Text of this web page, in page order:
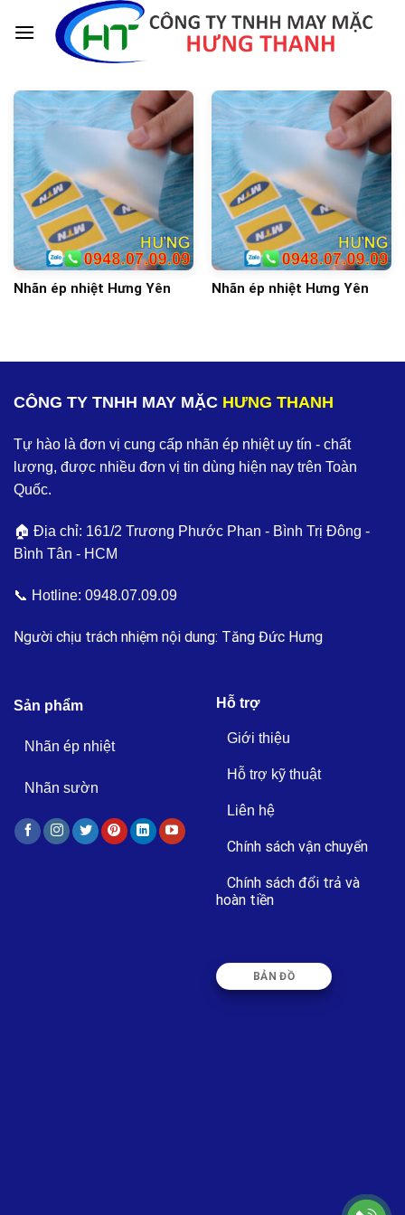
Nhãn ép nhiệt Hưng Yên Nhãn ép nhiệt Hưng Yên
CÔNG TY TNHH MAY MẶC HƯNG THANH
Tự hào là đơn vị cung cấp nhãn ép nhiệt uy tín - chất
lượng, được nhiều đơn vị tin dùng hiện nay trên Toàn
Quốc.
🏠 Địa chỉ: 161/2 Trương Phước Phan - Bình Trị Đông -
Bình Tân - HCM
📞 Hotline: 0948.07.09.09
Người chịu trách nhiệm nội dung: Tăng Đức Hưng
Sản phẩm
Nhãn ép nhiệt
Nhãn sườn
Hỗ trợ
Giới thiệu
Hỗ trợ kỹ thuật
Liên hệ
Chính sách vận chuyển
Chính sách đổi trả và
hoàn tiền
BẢN ĐỒ